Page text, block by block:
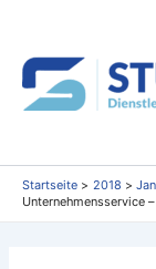
springen
Startseite 2018
Unternehmensservice